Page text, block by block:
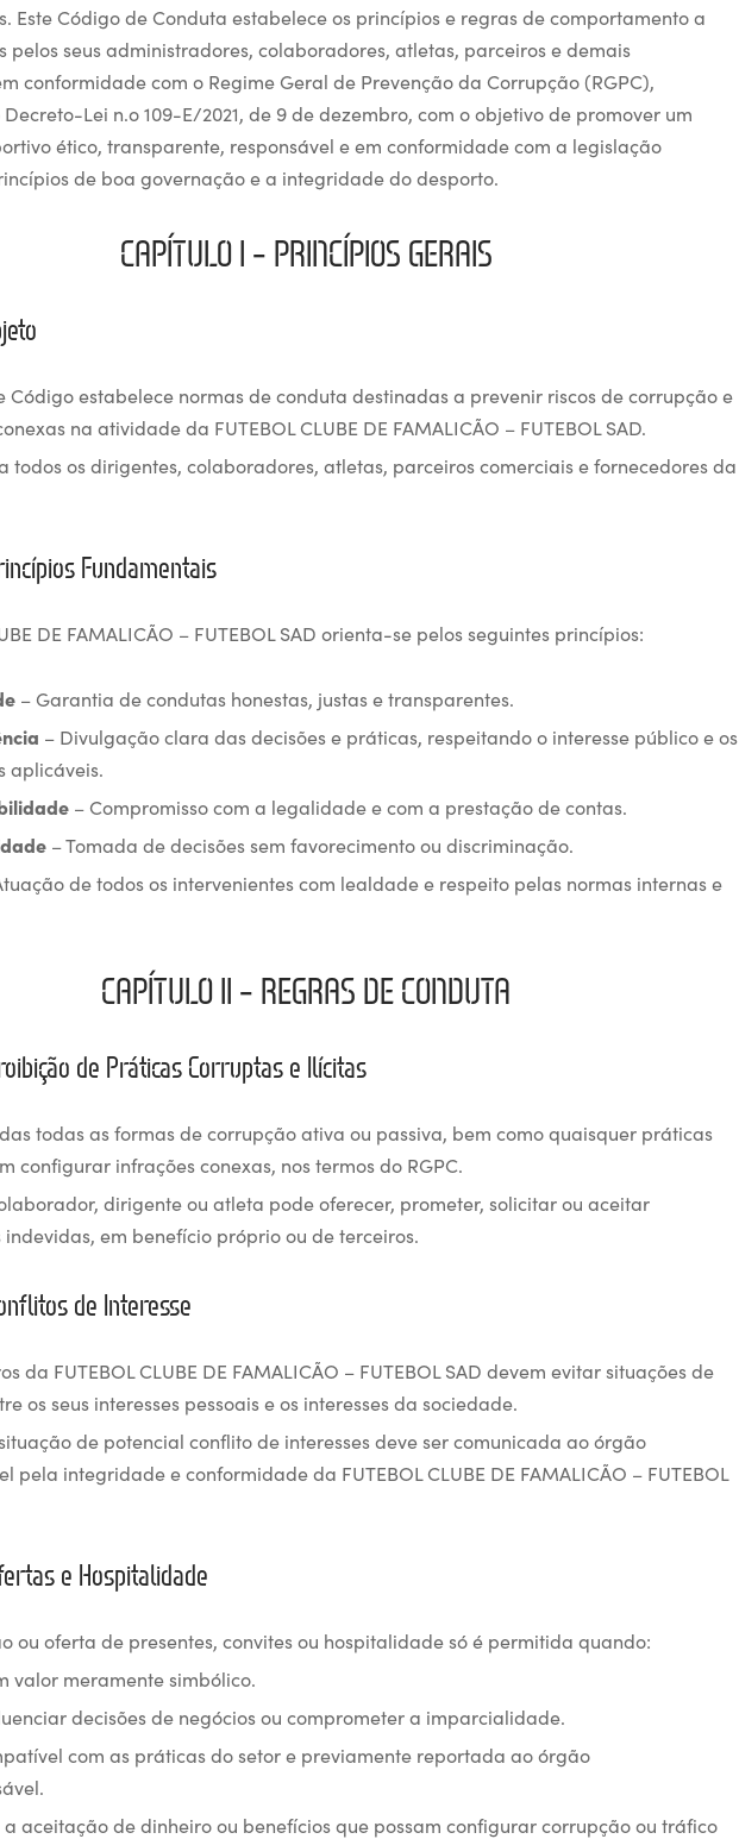
Este Código de Conduta estabelece os princípios e regras de comportamento a
pelos seus administradores, colaboradores, atletas, parceiros e demais
conformidade com o Regime Geral de Prevenção da Corrupção (RGPC),
Lei n.o 109-E/2021, de 9 de dezembro, com o objetivo de promover um
ético, transparente, responsável e em conformidade com a legislação
de boa governação e a integridade do desporto.
CAPÍTULO I – PRINCÍPIOS GERAIS
Código estabelece normas de conduta destinadas a prevenir riscos de corrupção e
na atividade da FUTEBOL CLUBE DE FAMALICÃO – FUTEBOL SAD.
todos os dirigentes, colaboradores, atletas, parceiros comerciais e fornecedores da
Fundamentais
DE FAMALICÃO – FUTEBOL SAD orienta-se pelos seguintes princípios:
– Garantia de condutas honestas, justas e transparentes.
– Divulgação clara das decisões e práticas, respeitando o interesse público e os
aplicáveis.
– Compromisso com a legalidade e com a prestação de contas.
– Tomada de decisões sem favorecimento ou discriminação.
de todos os intervenientes com lealdade e respeito pelas normas internas e
CAPÍTULO II – REGRAS DE CONDUTA
de Práticas Corruptas e Ilícitas
todas as formas de corrupção ativa ou passiva, bem como quaisquer práticas
configurar infrações conexas, nos termos do RGPC.
dirigente ou atleta pode oferecer, prometer, solicitar ou aceitar
em benefício próprio ou de terceiros.
de Interesse
da FUTEBOL CLUBE DE FAMALICÃO – FUTEBOL SAD devem evitar situações de
os seus interesses pessoais e os interesses da sociedade.
de potencial conflito de interesses deve ser comunicada ao órgão
pela integridade e conformidade da FUTEBOL CLUBE DE FAMALICÃO – FUTEBOL
e Hospitalidade
ou oferta de presentes, convites ou hospitalidade só é permitida quando:
valor meramente simbólico.
decisões de negócios ou comprometer a imparcialidade.
com as práticas do setor e previamente reportada ao órgão
aceitação de dinheiro ou benefícios que possam configurar corrupção ou tráfico